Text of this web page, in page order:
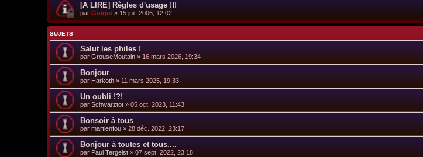
[A LIRE] Règles d'usage !!!
par Guigui » 15 juil. 2006, 12:02
SUJETS
Salut les philes !
par GrouseMoutain » 16 mars 2026, 19:34
Bonjour
par Harkoth » 11 mars 2025, 19:33
Un oubli !?!
par Schwarztot » 05 oct. 2023, 11:43
Bonsoir à tous
par martienfou » 28 déc. 2022, 23:17
Bonjour à toutes et tous....
par Paul Tergeist » 07 sept. 2022, 23:18